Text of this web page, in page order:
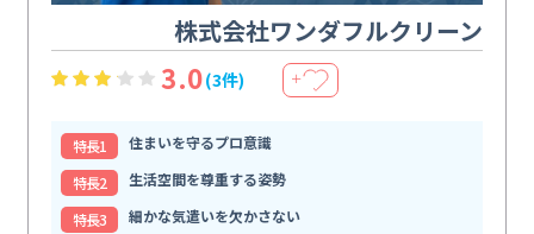
株式会社ワンダフルクリーン
3.0(3件) ＋
特⻑1
住まいを守るプロ意識
特⻑2
生活空間を尊重する姿勢
特⻑3
細かな気遣いを欠かさない